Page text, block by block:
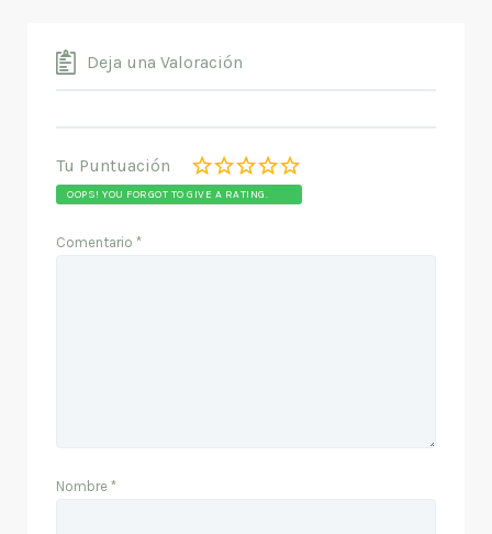
Deja una Valoración
Tu Puntuación
OOPS! YOU FORGOT TO GIVE A RATING.
Comentario *
Nombre *